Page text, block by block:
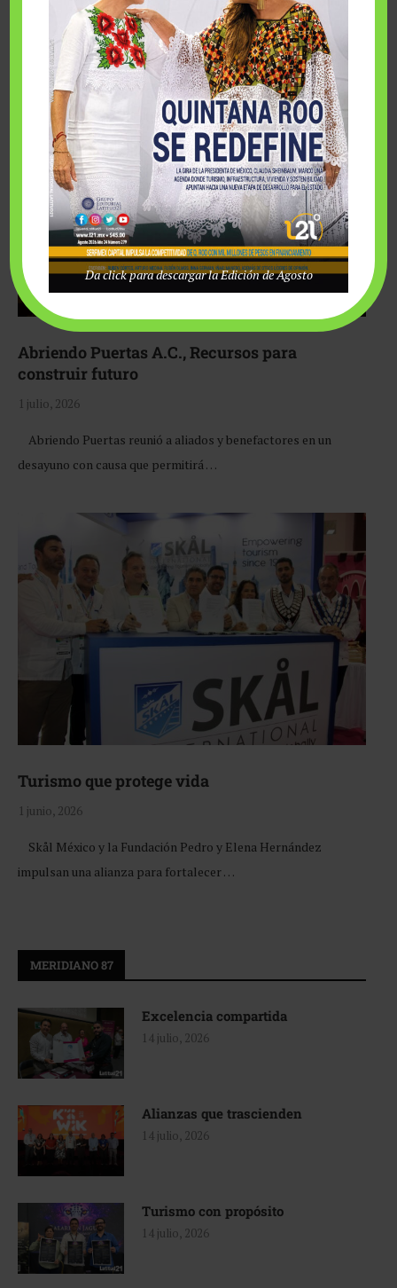
Fairmont Mayakoba y Make-A-Wish México unieron
esfuerzos para hacer realidad el deseo de una …
Abriendo Puertas A.C., Recursos para
construir futuro
1 julio, 2026
Abriendo Puertas reunió a aliados y benefactores en un
desayuno con causa que permitirá …
Turismo que protege vida
1 junio, 2026
Skål México y la Fundación Pedro y Elena Hernández
impulsan una alianza para fortalecer …
MERIDIANO 87
Excelencia compartida
14 julio, 2026
Alianzas que trascienden
14 julio, 2026
Turismo con propósito
14 julio, 2026
Da click para descargar la Edición de Agosto